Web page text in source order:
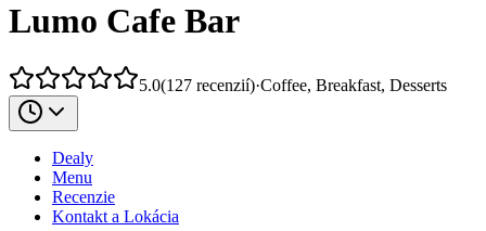
Lumo Cafe Bar
5.0(127 recenzií)·Coffee, Breakfast, Desserts
Dealy
Menu
Recenzie
Kontakt a Lokácia